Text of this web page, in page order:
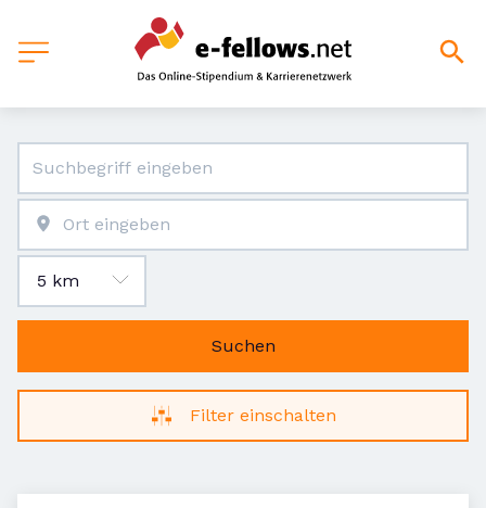
Suchen
Filter einschalten